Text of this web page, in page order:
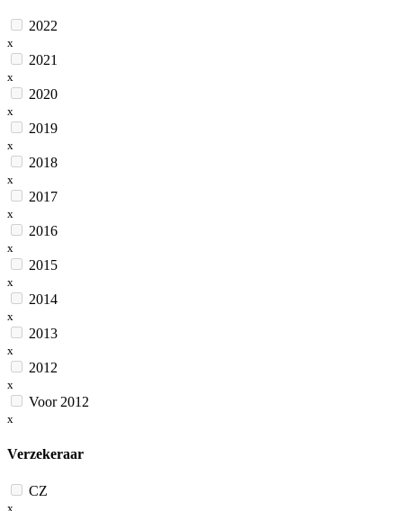
2022
x
2021
x
2020
x
2019
x
2018
x
2017
x
2016
x
2015
x
2014
x
2013
x
2012
x
Voor 2012
x
Verzekeraar
CZ
x